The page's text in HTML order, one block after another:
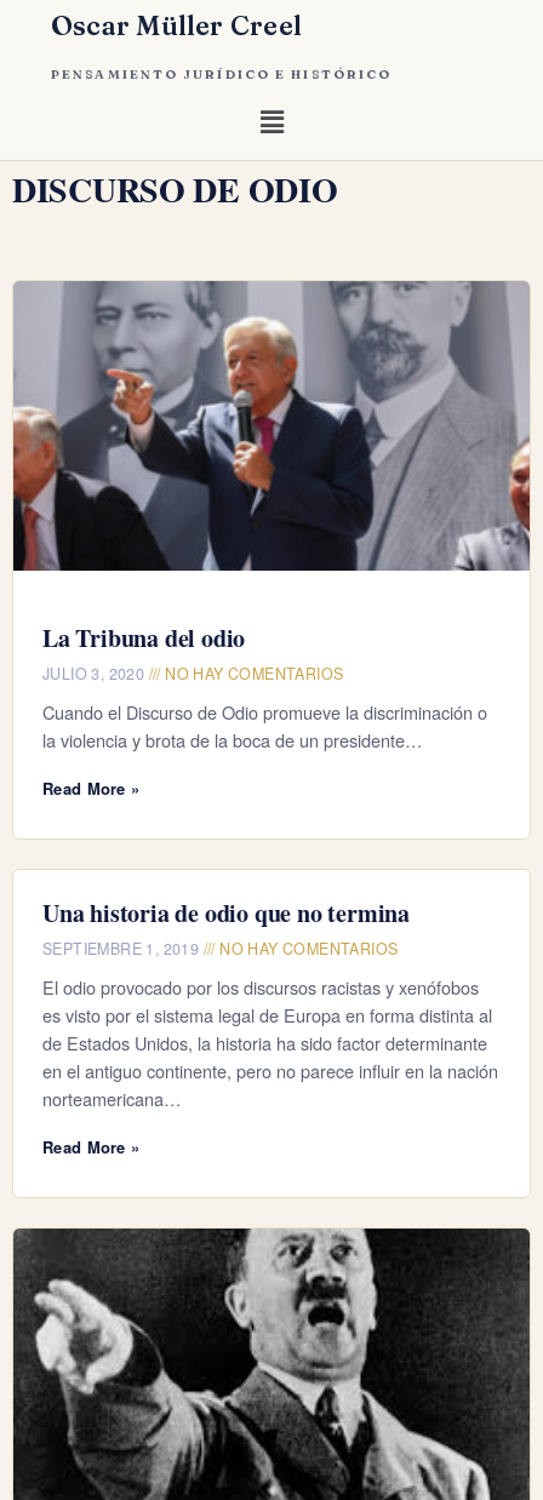
Oscar Müller Creel
PENSAMIENTO JURÍDICO E HISTÓRICO
DISCURSO DE ODIO
La Tribuna del odio
JULIO 3, 2020 NO HAY COMENTARIOS
Cuando el Discurso de Odio promueve la discriminación o
la violencia y brota de la boca de un presidente…
Read More »
Una historia de odio que no termina
SEPTIEMBRE 1, 2019 NO HAY COMENTARIOS
El odio provocado por los discursos racistas y xenófobos
es visto por el sistema legal de Europa en forma distinta al
de Estados Unidos, la historia ha sido factor determinante
en el antiguo continente, pero no parece influir en la nación
norteamericana…
Read More »